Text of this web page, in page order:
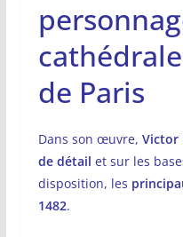
de Paris
Dans son œuvre, Victor
de détail et sur les
disposition, les
1482.